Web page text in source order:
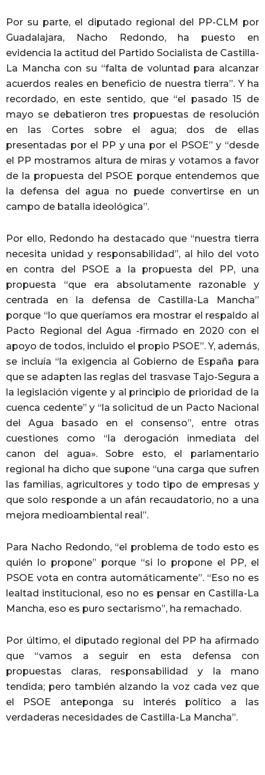
Por su parte, el diputado regional del PP-CLM por
Guadalajara, Nacho Redondo, ha puesto en
evidencia la actitud del Partido Socialista de Castilla-
La Mancha con su “falta de voluntad para alcanzar
acuerdos reales en beneficio de nuestra tierra”. Y ha
recordado, en este sentido, que “el pasado 15 de
mayo se debatieron tres propuestas de resolución
en las Cortes sobre el agua; dos de ellas
presentadas por el PP y una por el PSOE” y “desde
el PP mostramos altura de miras y votamos a favor
de la propuesta del PSOE porque entendemos que
la defensa del agua no puede convertirse en un
campo de batalla ideológica”.
Por ello, Redondo ha destacado que “nuestra tierra
necesita unidad y responsabilidad”, al hilo del voto
en contra del PSOE a la propuesta del PP, una
propuesta “que era absolutamente razonable y
centrada en la defensa de Castilla-La Mancha”
porque “lo que queríamos era mostrar el respaldo al
Pacto Regional del Agua -firmado en 2020 con el
apoyo de todos, incluido el propio PSOE”. Y, además,
se incluía “la exigencia al Gobierno de España para
que se adapten las reglas del trasvase Tajo-Segura a
la legislación vigente y al principio de prioridad de la
cuenca cedente” y “la solicitud de un Pacto Nacional
del Agua basado en el consenso”, entre otras
cuestiones como “la derogación inmediata del
canon del agua». Sobre esto, el parlamentario
regional ha dicho que supone “una carga que sufren
las familias, agricultores y todo tipo de empresas y
que solo responde a un afán recaudatorio, no a una
mejora medioambiental real”.
Para Nacho Redondo, “el problema de todo esto es
quién lo propone” porque “si lo propone el PP, el
PSOE vota en contra automáticamente”. “Eso no es
lealtad institucional, eso no es pensar en Castilla-La
Mancha, eso es puro sectarismo”, ha remachado.
Por último, el diputado regional del PP ha afirmado
que “vamos a seguir en esta defensa con
propuestas claras, responsabilidad y la mano
tendida; pero también alzando la voz cada vez que
el PSOE anteponga su interés político a las
verdaderas necesidades de Castilla-La Mancha”.